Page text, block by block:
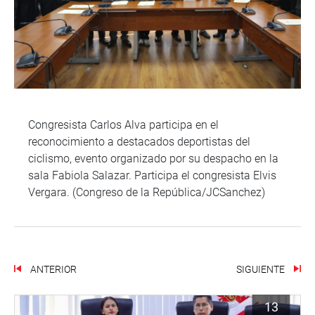
Congresista Carlos Alva participa en el
reconocimiento a destacados deportistas del
ciclismo, evento organizado por su despacho en la
sala Fabiola Salazar. Participa el congresista Elvis
Vergara. (Congreso de la República/JCSanchez)
ANTERIOR SIGUIENTE
13